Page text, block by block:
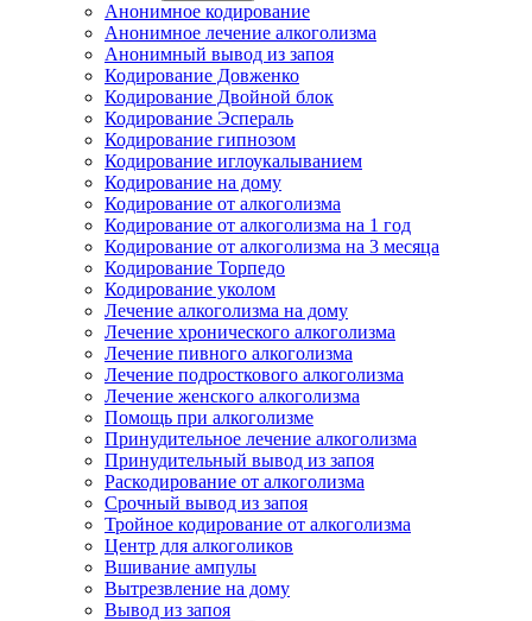
Анонимное кодирование
Анонимное лечение алкоголизма
Анонимный вывод из запоя
Кодирование Довженко
Кодирование Двойной блок
Кодирование Эспераль
Кодирование гипнозом
Кодирование иглоукалыванием
Кодирование на дому
Кодирование от алкоголизма
Кодирование от алкоголизма на 1 год
Кодирование от алкоголизма на 3 месяца
Кодирование Торпедо
Кодирование уколом
Лечение алкоголизма на дому
Лечение хронического алкоголизма
Лечение пивного алкоголизма
Лечение подросткового алкоголизма
Лечение женского алкоголизма
Помощь при алкоголизме
Принудительное лечение алкоголизма
Принудительный вывод из запоя
Раскодирование от алкоголизма
Срочный вывод из запоя
Тройное кодирование от алкоголизма
Центр для алкоголиков
Вшивание ампулы
Вытрезвление на дому
Вывод из запоя